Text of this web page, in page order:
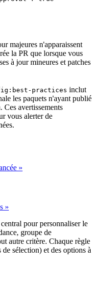
majeures n'apparaissent
la PR que lorsque vous
à jour mineures et patches
practices inclut
les paquets n'ayant publié
Ces avertissements
vous alerter de
»
»
pour personnaliser le
groupe de
autre critère. Chaque règle
sélection) et des options à